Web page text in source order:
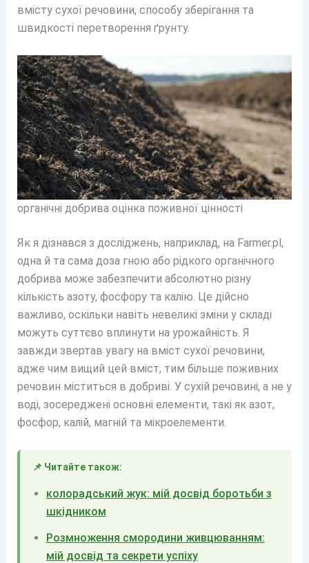
вмісту сухої речовини, способу зберігання та
швидкості перетворення ґрунту.
органічні добрива оцінка поживної цінності
Як я дізнався з досліджень, наприклад, на Farmer.pl,
одна й та сама доза гною або рідкого органічного
добрива може забезпечити абсолютно різну
кількість азоту, фосфору та калію. Це дійсно
важливо, оскільки навіть невеликі зміни у складі
можуть суттєво вплинути на урожайність. Я
завжди звертав увагу на вміст сухої речовини,
адже чим вищий цей вміст, тим більше поживних
речовин міститься в добриві. У сухій речовині, а не у
воді, зосереджені основні елементи, такі як азот,
фосфор, калій, магній та мікроелементи.
📌 Читайте також:
колорадський жук: мій досвід боротьби з
шкідником
Розмноження смородини живцюванням:
мій досвід та секрети успіху